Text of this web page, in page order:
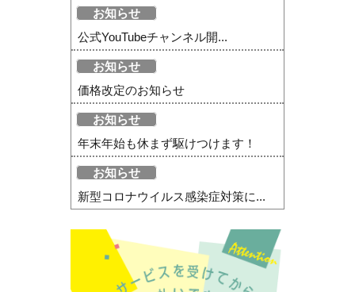
お知らせ
公式YouTubeチャンネル開...
お知らせ
価格改定のお知らせ
お知らせ
年末年始も休まず駆けつけます！
お知らせ
新型コロナウイルス感染症対策に...